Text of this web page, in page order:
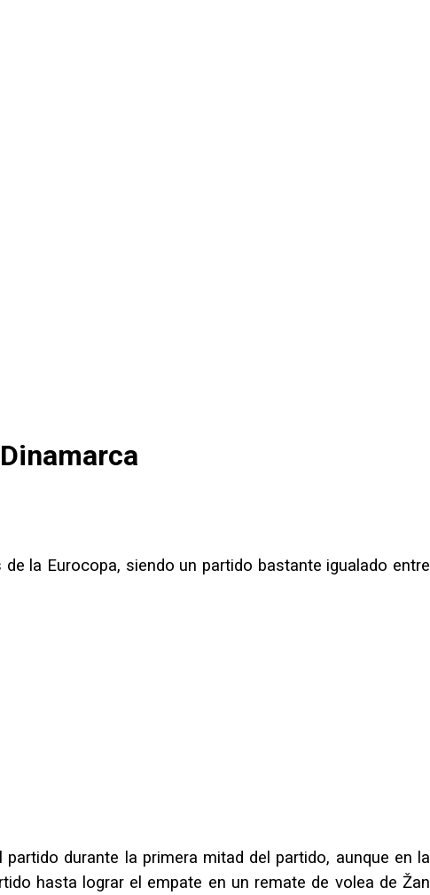
la Eurocopa, siendo un partido bastante igualado entre
durante la primera mitad del partido, aunque en la
hasta lograr el empate en un remate de volea de Žan